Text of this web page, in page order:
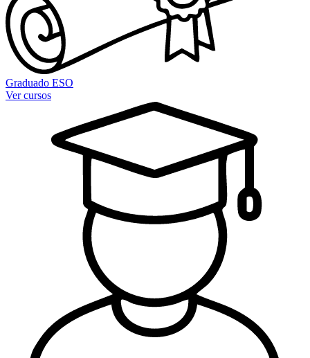
Graduado ESO
Ver cursos